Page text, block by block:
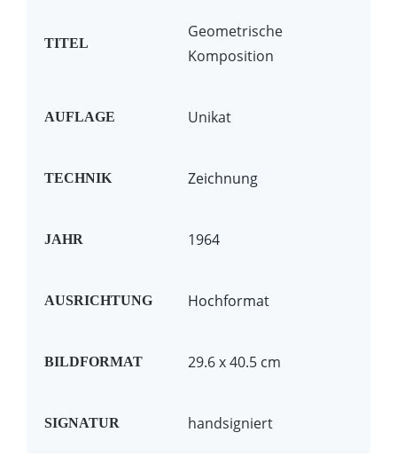
TITEL
Geometrische
Komposition
AUFLAGE Unikat
TECHNIK Zeichnung
JAHR 1964
AUSRICHTUNG Hochformat
BILDFORMAT 29.6 x 40.5 cm
SIGNATUR handsigniert